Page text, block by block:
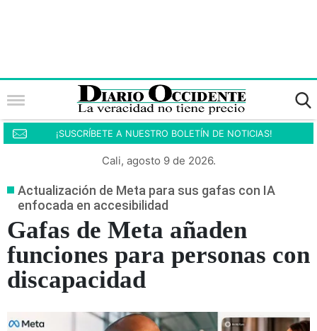
¡SUSCRÍBETE A NUESTRO BOLETÍN DE NOTICIAS!
Cali, agosto 9 de 2026.
Actualización de Meta para sus gafas con IA
enfocada en accesibilidad
Gafas de Meta añaden
funciones para personas con
discapacidad